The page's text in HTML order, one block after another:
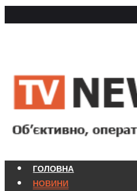
ГОЛОВНА
НОВИНИ